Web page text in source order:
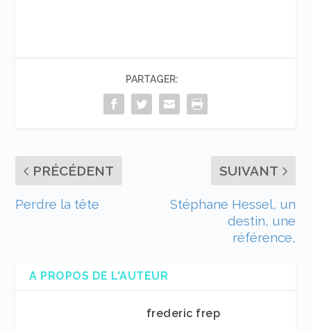
PARTAGER:
PRÉCÉDENT
Perdre la tête
SUIVANT
Stéphane Hessel, un
destin, une
référence,
A PROPOS DE L'AUTEUR
frederic frep